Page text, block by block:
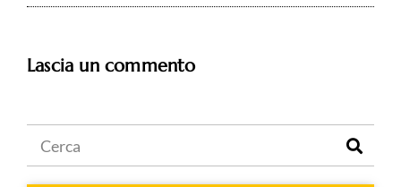
Lascia un commento